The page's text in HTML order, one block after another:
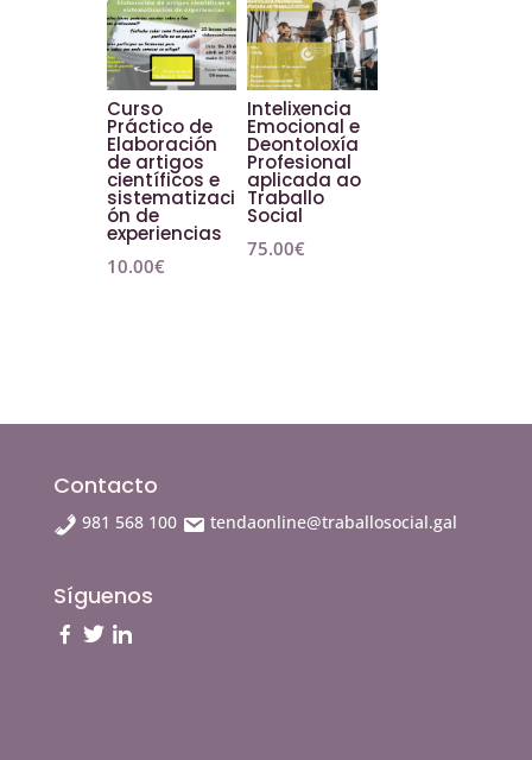
Curso
Práctico de
Elaboración
de artigos
científicos e
sistematizaci
ón de
experiencias
10.00€
Intelixencia
Emocional e
Deontoloxía
Profesional
aplicada ao
Traballo
Social
75.00€
Contacto
981 568 100 tendaonline@traballosocial.gal
Síguenos